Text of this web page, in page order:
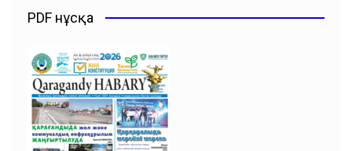
PDF нұсқа